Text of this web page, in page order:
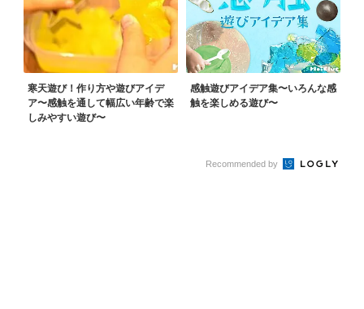
寒天遊び！作り方や遊びアイデ
ア〜感触を通して幅広い年齢で楽
しみやすい遊び〜
感触遊びアイデア集〜いろんな感
触を楽しめる遊び〜
Recommended by